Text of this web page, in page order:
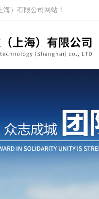
）有限公司网站！